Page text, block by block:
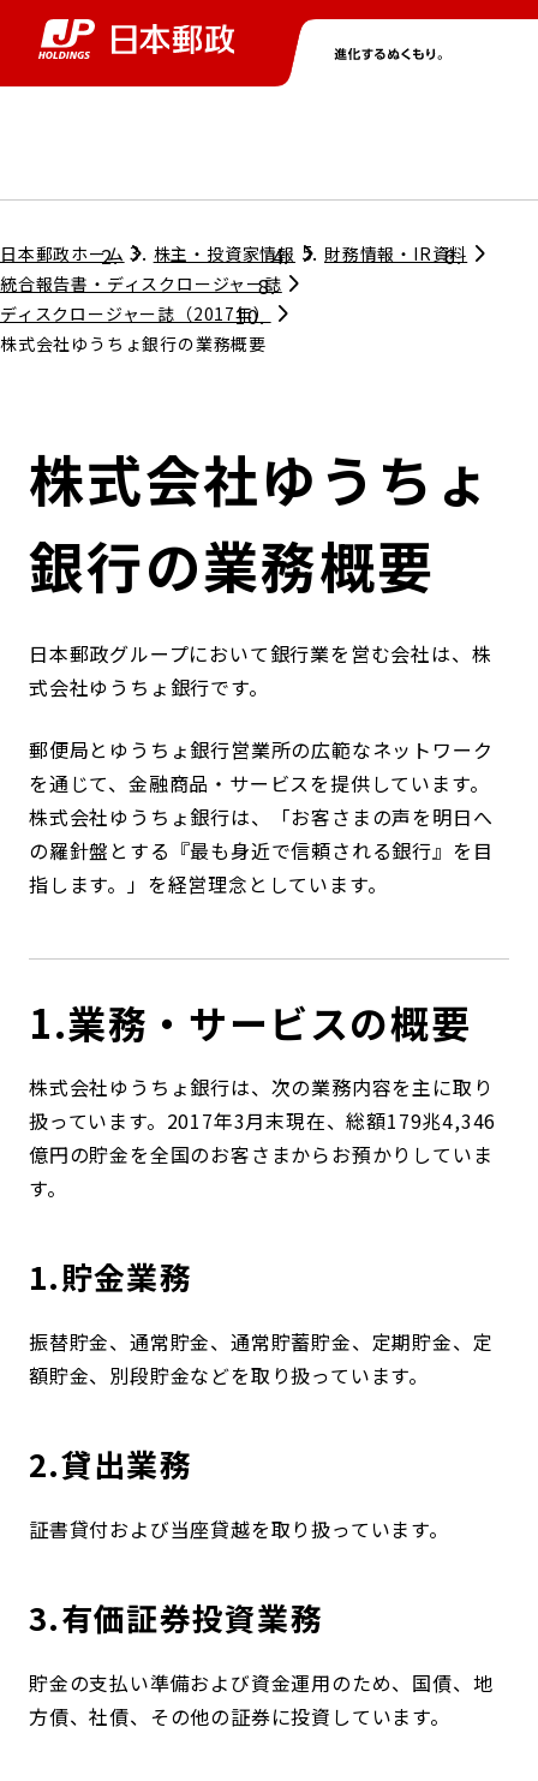
グループ情報トップ
会社情報
ガバナンス
コンダクト向上の取組み
関連事業
株主・投資家情報トップ
経営方針
株式情報
財務情報・IR資料
IRカレンダー
ニューストップ
サステナビリティトップ
取締役兼代表執行役社長メッセージ
サステナビリティマネジメント
持続可能な金融のフレームワーク
社会
ガバナンス
ESGデータ集
採用情報トップ
日本郵政ホーム 株主・投資家情報
財務情報・IR資料
統合報告書・ディスクロージャー誌
ディスクロージャー誌（2017年）
株式会社ゆうちょ銀行の業務概要
株式会社ゆうちょ
銀行の業務概要
日本郵政グループにおいて銀行業を営む会社は、株
式会社ゆうちょ銀行です。
郵便局とゆうちょ銀行営業所の広範なネットワーク
を通じて、金融商品・サービスを提供しています。
株式会社ゆうちょ銀行は、「お客さまの声を明日へ
の羅針盤とする『最も身近で信頼される銀行』を目
指します。」を経営理念としています。
1.業務・サービスの概要
株式会社ゆうちょ銀行は、次の業務内容を主に取り
扱っています。2017年3月末現在、総額179兆4,346
億円の貯金を全国のお客さまからお預かりしていま
す。
1.貯金業務
振替貯金、通常貯金、通常貯蓄貯金、定期貯金、定
額貯金、別段貯金などを取り扱っています。
2.貸出業務
証書貸付および当座貸越を取り扱っています。
3.有価証券投資業務
貯金の支払い準備および資金運用のため、国債、地
方債、社債、その他の証券に投資しています。